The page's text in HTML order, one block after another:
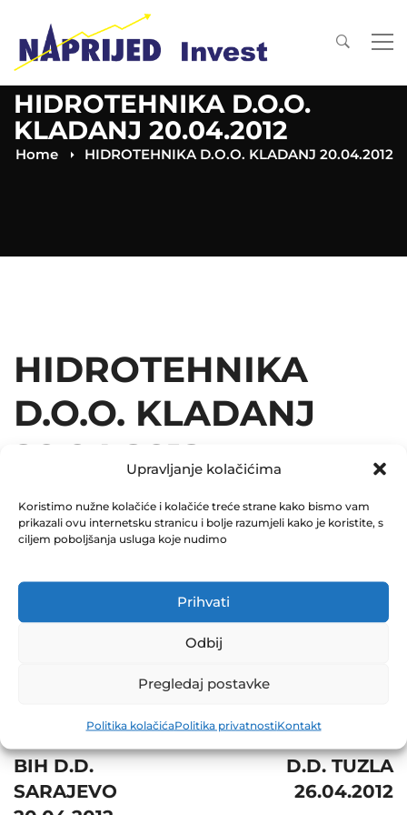
Upravljanje kolačićima
Koristimo nužne kolačiće i kolačiće treće strane kako bismo vam
prikazali ovu internetsku stranicu i bolje razumjeli kako je koristite, s
ciljem poboljšanja usluga koje nudimo
Prihvati
Odbij
Pregledaj postavke
Politika kolačićaPolitika privatnostiKontakt
HIDROTEHNIKA D.O.O.
KLADANJ 20.04.2012
Home HIDROTEHNIKA D.O.O. KLADANJ 20.04.2012
HIDROTEHNIKA
D.O.O. KLADANJ
20.04.2012
0 Comments
BIH D.D.
SARAJEVO
D.D. TUZLA
26.04.2012